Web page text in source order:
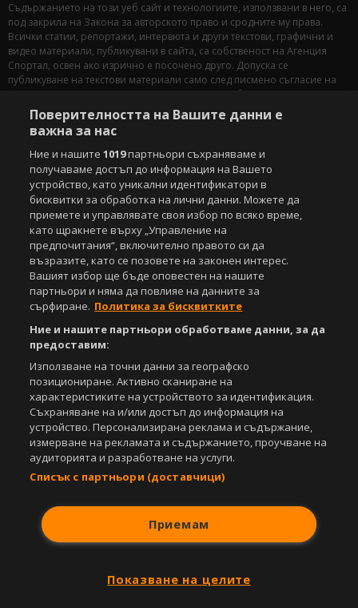
Съдържанието на този уеб сайт и технологиите, използвани в него, са
под закрила на Закона за авторското право и сродните му права.
Всички статии, репортажи, интервюта и други текстови, графични и
видео материали, публикувани в сайта, са собственост на Агенция
Спортал, освен ако изрично е посочено друго. Допуска се
публикуване на текстови материали само след писмено съгласие на
Агенция Спортал, посочване на източника и добавяне на линк към
www.sportal.bg. Използването на графични и видео материали,
публикувани в сайта, е строго забранено. Нарушителите ще бъдат
санкционирани с цялата строгост на закона.
СвалиБЕЗПЛАТНОТОприложение за:
Android
Powered by:
Поверителността на Вашите данни е
важна за нас
Ние и нашите1019партньори съхраняваме и
получаваме достъп до информация на Вашето
устройство, като уникални идентификатори в
бисквитки за обработка на лични данни. Можете да
приемете и управлявате своя избор по всяко време,
като щракнете върху „Управление на
предпочитания“, включително правото си да
възразите, като се позовете на законен интерес.
Вашият избор ще бъде оповестен на нашите
партньори и няма да повлияе на данните за
сърфиране. Политика за бисквитките
Ние и нашите партньори обработваме данни, за да
предоставим:
Използване на точни данни за географско
позициониране. Активно сканиране на
характеристиките на устройството за идентификация.
Съхраняване на и/или достъп до информация на
устройство. Персонализирана реклама и съдържание,
измерване на рекламата и съдържанието, проучване на
аудиторията и разработване на услуги.
Списък с партньори (доставчици)
Приемам
Показване на целите